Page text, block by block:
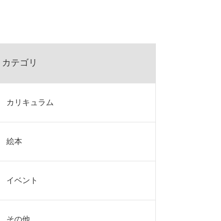
カテゴリ
カリキュラム
絵本
イベント
その他